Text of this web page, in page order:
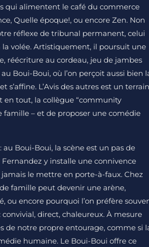
qui alimentent le café du commerce
Quelle époque!, ou encore Zen. Non
réflexe de tribunal permanent, celui
la volée. Artistiquement, il poursuit une
réécriture au cordeau, jeu de jambes
Boui-Boui, où l’on perçoit aussi bien
s’affine. L’Avis des autres est un terrain
en tout, la collègue “community
famille – et de proposer une comédie
Boui-Boui, la scène est un pas de
y installe une connivence
le mettre en porte-à-faux. Chez
famille peut devenir une arène,
ou encore pourquoi l’on préfère
convivial, direct, chaleureux. À mesure
de notre propre entourage, comme si
humaine. Le Boui-Boui offre ce